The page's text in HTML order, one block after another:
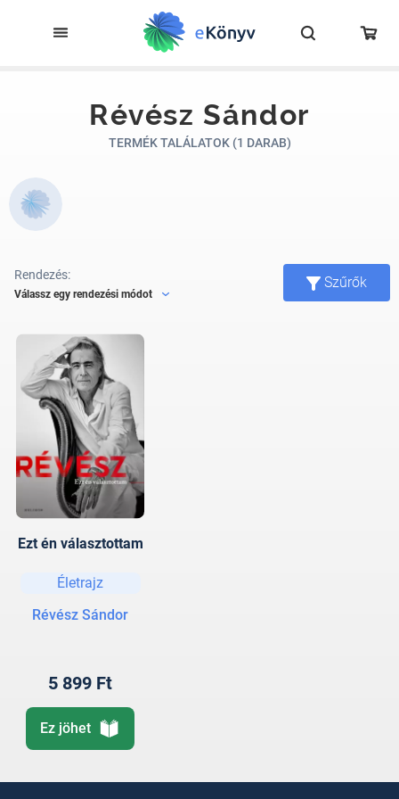
Révész Sándor
TERMÉK TALÁLATOK (1 DARAB)
Rendezés:
Válassz egy rendezési módot
Szűrők
Ezt én választottam
Életrajz
Révész Sándor
5 899 Ft
Ez jöhet